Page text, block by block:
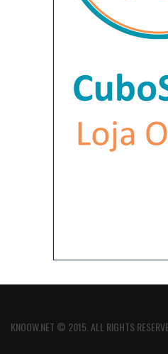
KNOOW.NET © 2015. ALL RIGHTS